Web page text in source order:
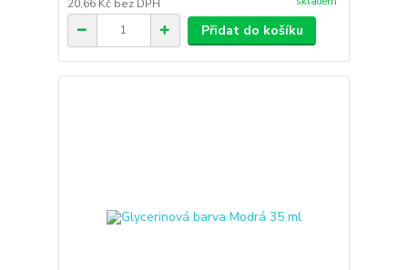
20,66 Kč bez DPH
Přidat do košíku